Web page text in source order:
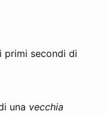
primi secondi di
una vecchia